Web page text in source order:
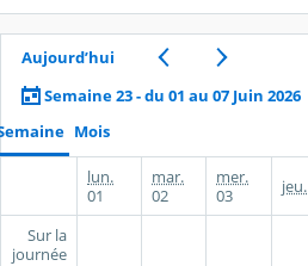
Aujourd’hui
Semaine 23 - du 01 au 07 Juin 2026
Mois
lun.
01
mar.
02
mer.
03
jeu.
Sur la
journée